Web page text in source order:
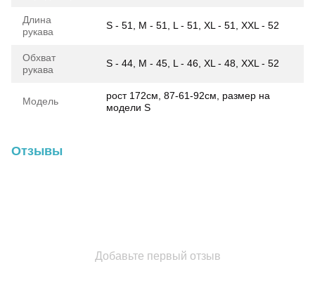
Длина
рукава
S - 51, M - 51, L - 51, XL - 51, XXL - 52
Обхват
рукава
S - 44, M - 45, L - 46, XL - 48, XXL - 52
Модель
рост 172см, 87-61-92см, размер на
модели S
Отзывы
Добавьте первый отзыв